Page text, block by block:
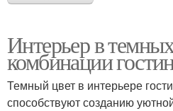
Интерьер в
комбинации
Темный цвет в интерьере
способствуют созданию